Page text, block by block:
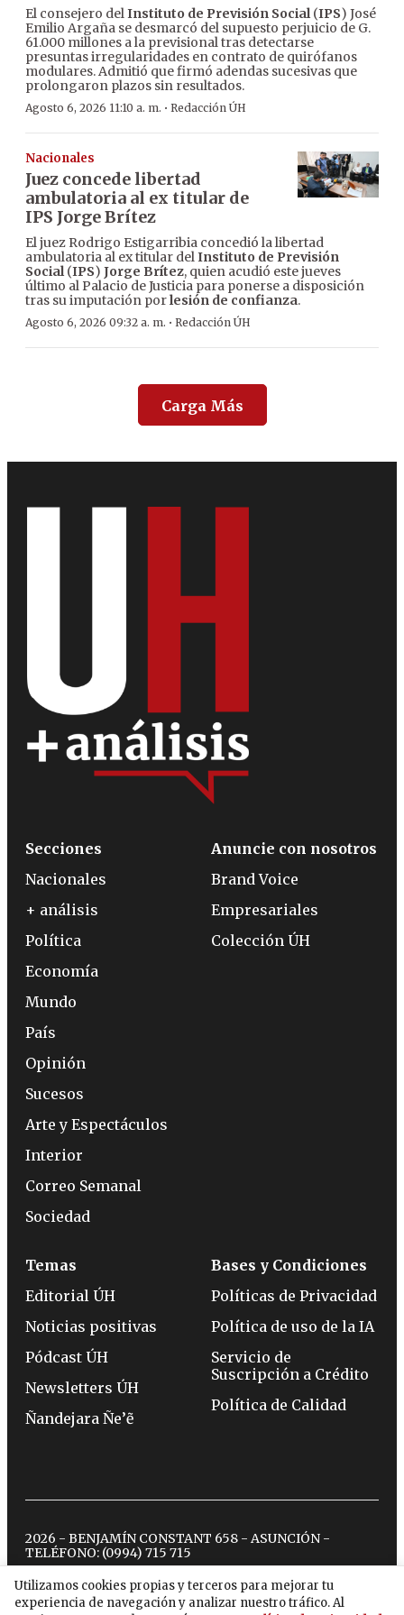
El consejero delInstituto de Previsión Social(IPS) José
Emilio Argaña se desmarcó del supuesto perjuicio de G.
61.000 millones a la previsional tras detectarse
presuntas irregularidades en contrato de quirófanos
modulares. Admitió que firmó adendas sucesivas que
prolongaron plazos sin resultados.
Agosto 6, 2026 11:10 a. m. · Redacción ÚH
Nacionales
Juez concede libertad
ambulatoria al ex titular de
IPS Jorge Brítez
El juez Rodrigo Estigarribia concedió la libertad
ambulatoria al ex titular delInstituto de Previsión
Social(IPS) Jorge Brítez, quien acudió este jueves
último al Palacio de Justicia para ponerse a disposición
tras su imputación porlesión de confianza.
Agosto 6, 2026 09:32 a. m. · Redacción ÚH
Carga Más
Utilizamos cookies propias y terceros para mejorar tu
experiencia de navegación y analizar nuestro tráfico. Al
Secciones
Nacionales
+ análisis
Política
Economía
Mundo
País
Opinión
Sucesos
Arte y Espectáculos
Interior
Correo Semanal
Sociedad
Anuncie con nosotros
Brand Voice
Empresariales
Colección ÚH
Temas
Editorial ÚH
Noticias positivas
Pódcast ÚH
Newsletters ÚH
Ñandejara Ñe’ẽ
Bases y Condiciones
Políticas de Privacidad
Política de uso de la IA
Servicio de
Suscripción a Crédito
Política de Calidad
2026 - BENJAMÍN CONSTANT 658 - ASUNCIÓN -
TELÉFONO: (0994) 715 715